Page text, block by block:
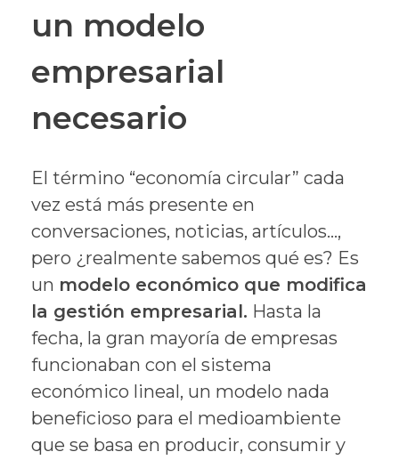
un modelo
empresarial
necesario
El término “economía circular” cada
vez está más presente en
conversaciones, noticias, artículos…,
pero ¿realmente sabemos qué es? Es
un modelo económico que modifica
la gestión empresarial. Hasta la
fecha, la gran mayoría de empresas
funcionaban con el sistema
económico lineal, un modelo nada
beneficioso para el medioambiente
que se basa en producir, consumir y